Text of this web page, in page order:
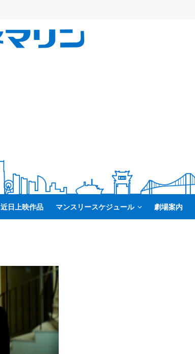
近日上映作品 マンスリースケジュール 劇場案内